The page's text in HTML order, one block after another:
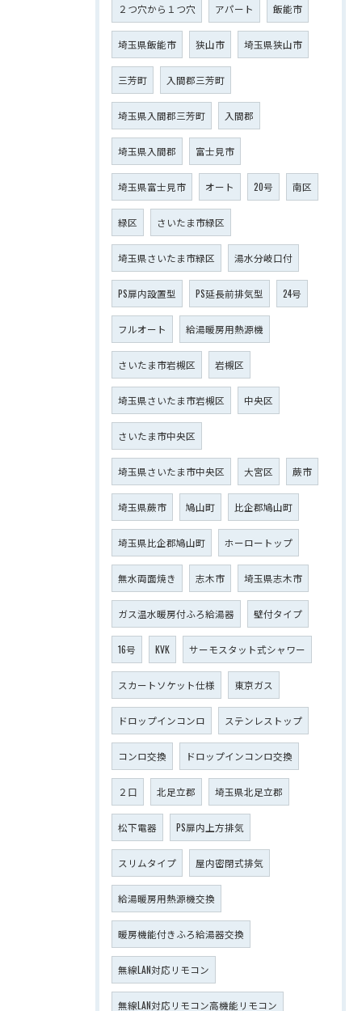
２つ穴から１つ穴 アパート 飯能市
埼玉県飯能市 狭山市 埼玉県狭山市
三芳町 入間郡三芳町
埼玉県入間郡三芳町 入間郡
埼玉県入間郡 富士見市
埼玉県富士見市 オート 20号 南区
緑区 さいたま市緑区
埼玉県さいたま市緑区 湯水分岐口付
PS扉内設置型 PS延長前排気型 24号
フルオート 給湯暖房用熱源機
さいたま市岩槻区 岩槻区
埼玉県さいたま市岩槻区 中央区
さいたま市中央区
埼玉県さいたま市中央区 大宮区 蕨市
埼玉県蕨市 鳩山町 比企郡鳩山町
埼玉県比企郡鳩山町 ホーロートップ
無水両面焼き 志木市 埼玉県志木市
ガス温水暖房付ふろ給湯器 壁付タイプ
16号 KVK サーモスタット式シャワー
スカートソケット仕様 東京ガス
ドロップインコンロ ステンレストップ
コンロ交換 ドロップインコンロ交換
２口 北足立郡 埼玉県北足立郡
松下電器 PS扉内上方排気
スリムタイプ 屋内密閉式排気
給湯暖房用熱源機交換
暖房機能付きふろ給湯器交換
無線LAN対応リモコン
無線LAN対応リモコン高機能リモコン